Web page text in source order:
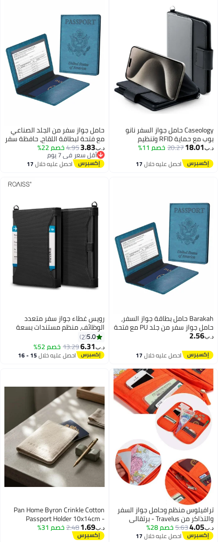
2
Caseology حامل جواز السفر نانو
بوب مع حماية RFID وتنظيم
مستندات السفر الآمنة غلاف من جلد
نباتي فاخر مع فتحة لبطاقات مع
إغلاق مغناطيسي مع دبوس إخراج
د.ب‏18.01
20.27خصم 11%
احصل عليه خلال17
حامل جواز سفر من الجلد الصناعي
مع فتحة لبطاقة اللقاح، حافظة سفر
مقاومة للماء لجواز السفر
والبطاقات
د.ب‏3.83
4.95خصم 22%
أقل سعر في 7 يوم
أقل سعر في 7 يوماحصل عليه خلال17
Barakah حامل بطاقة جواز السفر،
حامل جواز سفر من جلد PU مع فتحة
بطاقة اللقاح، مقاوم للماء، غلاف
د.ب‏2.56
احصل عليه خلال17
رويس غطاء جواز سفر متعدد
الوظائف، منظم مستندات بسعة
كبيرة، حامل تذاكر طيران مضاد
للتزوير بتقنية تحديد الهوية بموجات
الراديو، حامل جواز سفر سفر من
البولي يوريثان بلون سادة بسيط مع
5.0
2
د.ب‏6.31
13.29خصم 52%
احصل عليه خلال 15 - 16
ترافيلوس منظم وحامل جواز السفر
والتذاكر من Travelus - برتقالي
د.ب‏4.05
5.63خصم 28%
احصل عليه خلال17
Pan Home Byron Crinkle Cotton
Passport Holder 10x14cm -
Natural - 262PSF9900057
د.ب‏1.69
2.48خصم 31%